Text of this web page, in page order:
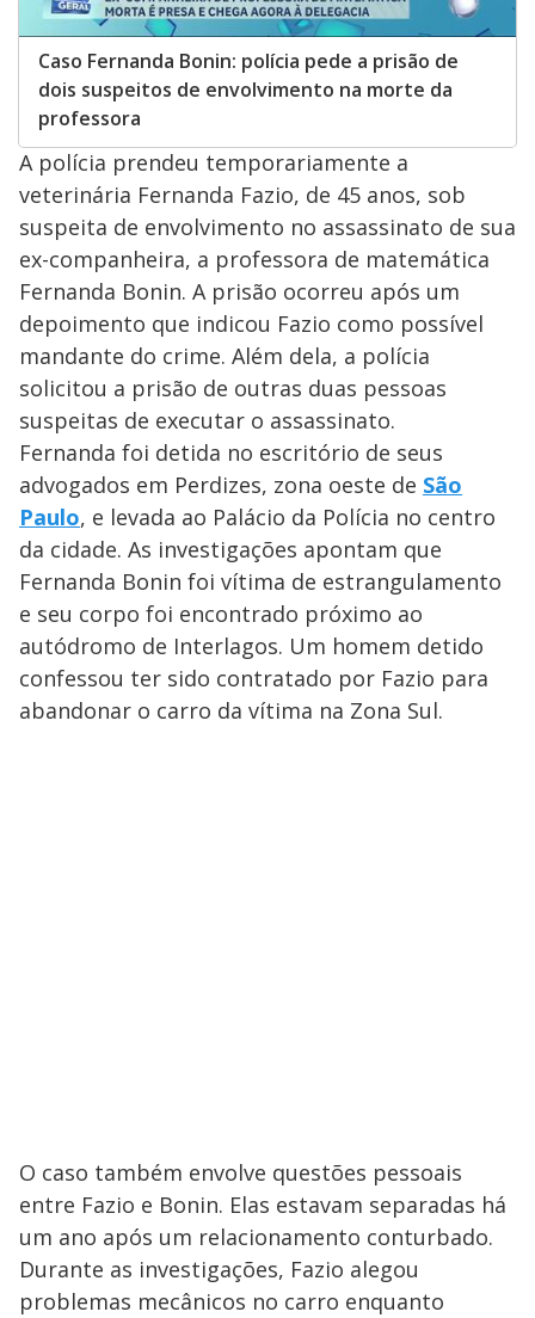
Caso Fernanda Bonin: polícia pede a prisão de
dois suspeitos de envolvimento na morte da
professora
A polícia prendeu temporariamente a
veterinária Fernanda Fazio, de 45 anos, sob
suspeita de envolvimento no assassinato de sua
ex-companheira, a professora de matemática
Fernanda Bonin. A prisão ocorreu após um
depoimento que indicou Fazio como possível
mandante do crime. Além dela, a polícia
solicitou a prisão de outras duas pessoas
suspeitas de executar o assassinato.
Fernanda foi detida no escritório de seus
advogados em Perdizes, zona oeste de São
Paulo, e levada ao Palácio da Polícia no centro
da cidade. As investigações apontam que
Fernanda Bonin foi vítima de estrangulamento
e seu corpo foi encontrado próximo ao
autódromo de Interlagos. Um homem detido
confessou ter sido contratado por Fazio para
abandonar o carro da vítima na Zona Sul.
O caso também envolve questões pessoais
entre Fazio e Bonin. Elas estavam separadas há
um ano após um relacionamento conturbado.
Durante as investigações, Fazio alegou
problemas mecânicos no carro enquanto